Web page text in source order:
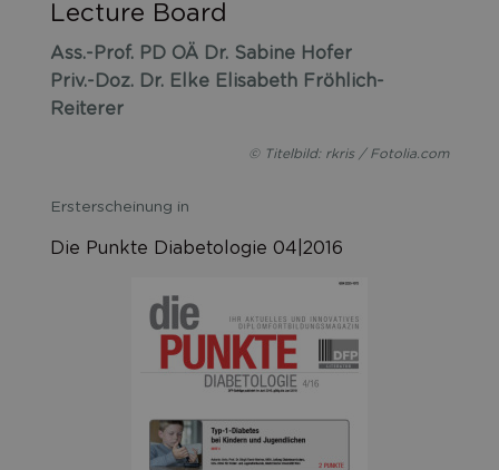
Lecture Board
Ass.-Prof. PD OÄ Dr. Sabine Hofer
Priv.-Doz. Dr. Elke Elisabeth Fröhlich-
Reiterer
© Titelbild: rkris / Fotolia.com
Ersterscheinung in
Die Punkte Diabetologie 04|2016